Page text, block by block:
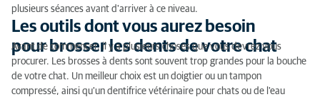
plusieurs séances avant d'arriver à ce niveau.
Les outils dont vous aurez besoin
pour brosser les dents de votre chat
Avant de commencer, il y a plusieurs choses que vous devrez vous
procurer. Les brosses à dents sont souvent trop grandes pour la bouche
de votre chat. Un meilleur choix est un doigtier ou un tampon
compressé, ainsi qu'un dentifrice vétérinaire pour chats ou de l'eau